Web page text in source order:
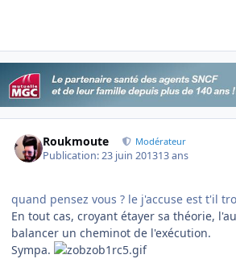
Roukmoute Modérateur
Publication:23 juin 201313 ans
quand pensez vous ? le j'accuse est t'il
En tout cas, croyant étayer sa théorie,
balancer un cheminot de l'exécution.
Sympa.